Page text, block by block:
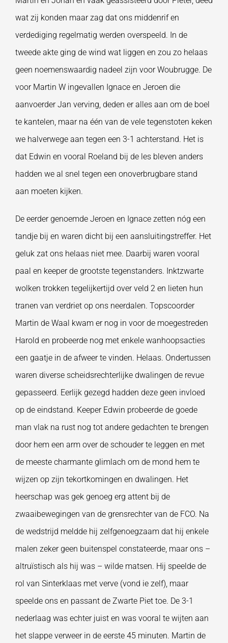
wat zij konden maar zag dat ons middenrif en
verdediging regelmatig werden overspeeld. In de
tweede akte ging de wind wat liggen en zou zo helaas
geen noemenswaardig nadeel zijn voor Woubrugge. De
voor Martin W ingevallen Ignace en Jeroen die
aanvoerder Jan verving, deden er alles aan om de boel
te kantelen, maar na één van de vele tegenstoten keken
we halverwege aan tegen een 3-1 achterstand. Het is
dat Edwin en vooral Roeland bij de les bleven anders
hadden we al snel tegen een onoverbrugbare stand
aan moeten kijken.
De eerder genoemde Jeroen en Ignace zetten nóg een
tandje bij en waren dicht bij een aansluitingstreffer. Het
geluk zat ons helaas niet mee. Daarbij waren vooral
paal en keeper de grootste tegenstanders. Inktzwarte
wolken trokken tegelijkertijd over veld 2 en lieten hun
tranen van verdriet op ons neerdalen. Topscoorder
Martin de Waal kwam er nog in voor de moegestreden
Harold en probeerde nog met enkele wanhoopsacties
een gaatje in de afweer te vinden. Helaas. Ondertussen
waren diverse scheidsrechterlijke dwalingen de revue
gepasseerd. Eerlijk gezegd hadden deze geen invloed
op de eindstand. Keeper Edwin probeerde de goede
man vlak na rust nog tot andere gedachten te brengen
door hem een arm over de schouder te leggen en met
de meeste charmante glimlach om de mond hem te
wijzen op zijn tekortkomingen en dwalingen. Het
heerschap was gek genoeg erg attent bij de
zwaaibewegingen van de grensrechter van de FCO. Na
de wedstrijd meldde hij zelfgenoegzaam dat hij enkele
malen zeker geen buitenspel constateerde, maar ons –
altruïstisch als hij was – wilde matsen. Hij speelde de
rol van Sinterklaas met verve (vond ie zelf), maar
speelde ons en passant de Zwarte Piet toe. De 3-1
nederlaag was echter juist en was vooral te wijten aan
het slappe verweer in de eerste 45 minuten. Martin de